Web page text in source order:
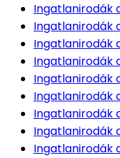
Ingatlanirodák
Ingatlanirodák
Ingatlanirodák
Ingatlanirodák
Ingatlanirodák
Ingatlanirodák
Ingatlanirodák
Ingatlanirodák
Ingatlanirodák